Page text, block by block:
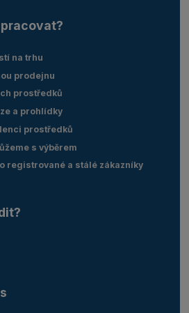
na trhu
prodejnu
prostředků
a prohlídky
prostředků
s výběrem
registrované a stálé zákazníky